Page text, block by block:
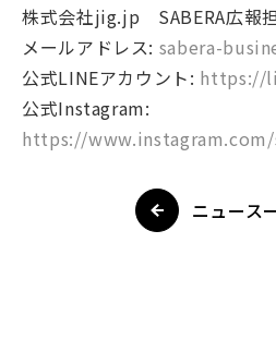
株式会社jig.jp SABERA広報
メールアドレス: sabera-
公式LINEアカウント: https://
公式Instagram:
https://
ニュース